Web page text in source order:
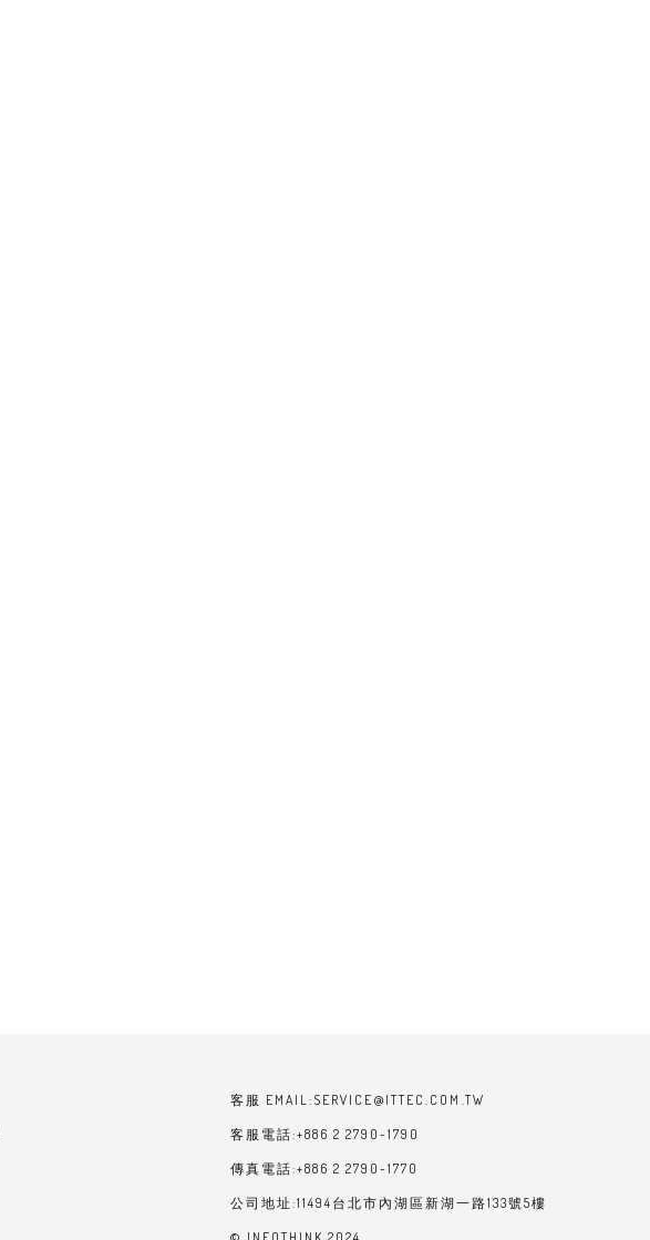
客服 EMAIL:SERVICE@ITTEC.COM.TW
客服電話:+886 2 2790-1790
傳真電話:+886 2 2790-1770
公司地址:11494台北市內湖區新湖一路133號5樓